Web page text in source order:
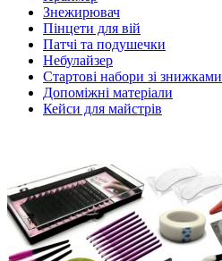
Знежирювач
Пінцети для вій
Патчі та подушечки
Небулайзер
Стартові набори зі знижками
Допоміжні матеріали
Кейси для майстрів